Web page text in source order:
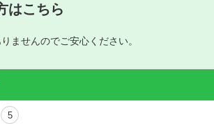
はこちら
ませんのでご安心ください。
5